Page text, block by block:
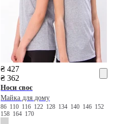
₴ 427
₴ 362
Носи своє
Майка для дому
86 110 116 122 128 134 140 146 152
158 164 170